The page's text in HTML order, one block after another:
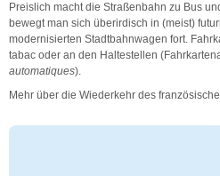
Preislich macht die Straßenbahn zu Bus
bewegt man sich überirdisch in (meist)
modernisierten Stadtbahnwagen fort.
tabac oder an den Haltestellen
automatiques).
Mehr über die Wiederkehr des